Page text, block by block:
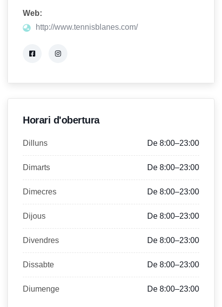
Web:
http://www.tennisblanes.com/
Horari d'obertura
Dilluns De 8:00–23:00
Dimarts De 8:00–23:00
Dimecres De 8:00–23:00
Dijous De 8:00–23:00
Divendres De 8:00–23:00
Dissabte De 8:00–23:00
Diumenge De 8:00–23:00